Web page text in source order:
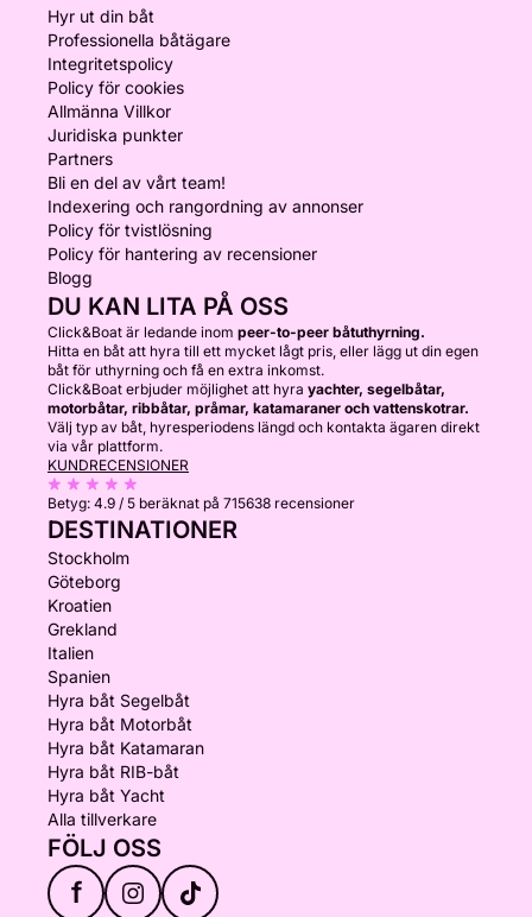
Hyr ut din båt
Professionella båtägare
Integritetspolicy
Policy för cookies
Allmänna Villkor
Juridiska punkter
Partners
Bli en del av vårt team!
Indexering och rangordning av annonser
Policy för tvistlösning
Policy för hantering av recensioner
Blogg
DU KAN LITA PÅ OSS
Click&Boat är ledande inom peer-to-peer båtuthyrning.
Hitta en båt att hyra till ett mycket lågt pris, eller lägg ut din egen
båt för uthyrning och få en extra inkomst.
Click&Boat erbjuder möjlighet att hyra yachter, segelbåtar,
motorbåtar, ribbåtar, pråmar, katamaraner och vattenskotrar.
Välj typ av båt, hyresperiodens längd och kontakta ägaren direkt
via vår plattform.
KUNDRECENSIONER
Betyg: 4.9 / 5 beräknat på 715638 recensioner
DESTINATIONER
Stockholm
Göteborg
Kroatien
Grekland
Italien
Spanien
Hyra båt Segelbåt
Hyra båt Motorbåt
Hyra båt Katamaran
Hyra båt RIB-båt
Hyra båt Yacht
Alla tillverkare
FÖLJ OSS
f